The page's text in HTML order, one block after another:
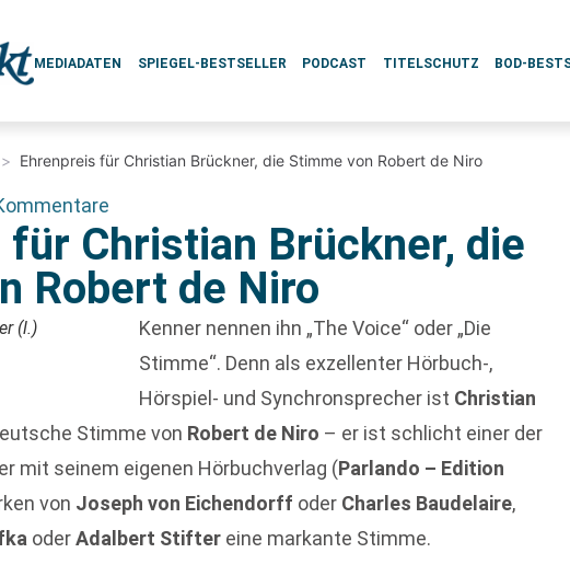
MEDIADATEN SPIEGEL-BESTSELLER PODCAST TITELSCHUTZ BOD-
> Ehrenpreis für Christian Brückner, die Stimme von Robert de Niro
für Christian Brückner, die
Robert de Niro
(l.)
Kenner nennen ihn „The Voice“ oder „Die
Stimme“. Denn als exzellenter Hörbuch-,
Hörspiel- und Synchronsprecher ist Christian
Stimme von Robert de Niro – er ist schlicht einer der
mit seinem eigenen Hörbuchverlag (Parlando – Edition
von Joseph von Eichendorff oder Charles Baudelaire,
oderAdalbert Stifter eine markante Stimme.